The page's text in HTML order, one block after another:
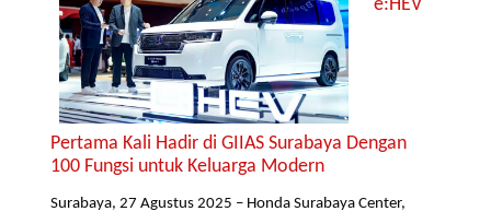
e:HEV
Pertama Kali Hadir di GIIAS Surabaya Dengan
100 Fungsi untuk Keluarga Modern
Surabaya, 27 Agustus 2025 – Honda Surabaya Center,